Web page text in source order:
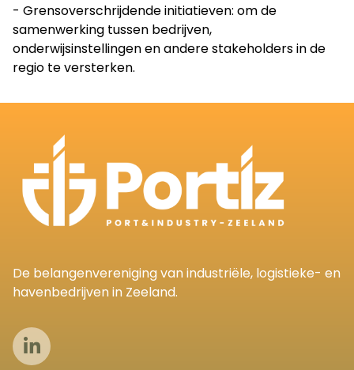
- Grensoverschrijdende initiatieven: om de
samenwerking tussen bedrijven,
onderwijsinstellingen en andere stakeholders in de
regio te versterken.
De belangenvereniging van industriële, logistieke- en
havenbedrijven in Zeeland.